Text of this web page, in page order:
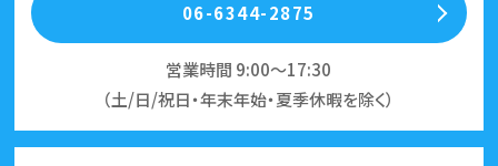
06-6344-2875
営業時間 9:00～17:30
（土/日/祝日・年末年始・夏季休暇を除く）